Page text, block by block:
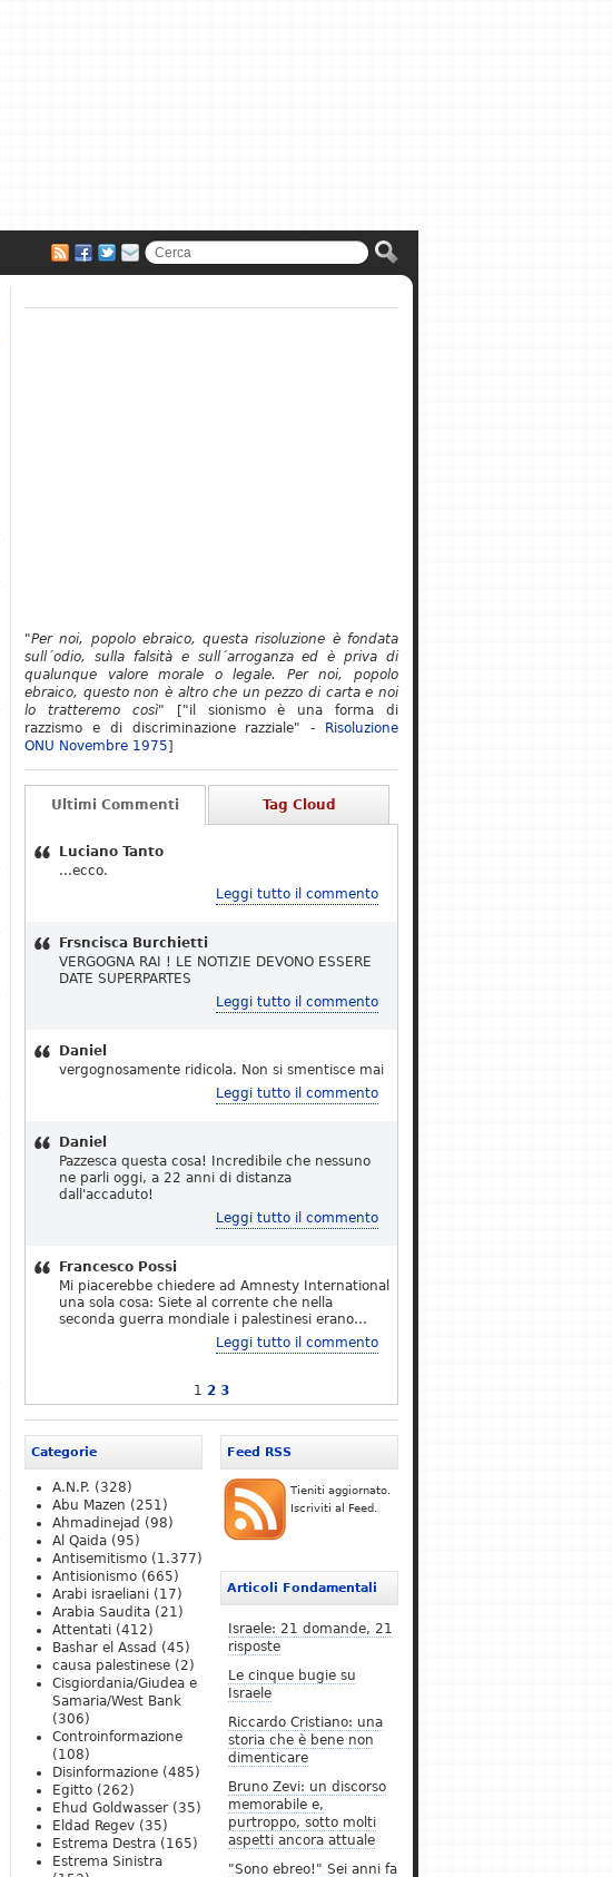
"Per noi, popolo ebraico, questa risoluzione è fondata
sull´odio, sulla falsità e sull´arroganza ed è priva di
qualunque valore morale o legale. Per noi, popolo
ebraico, questo non è altro che un pezzo di carta e noi
lo tratteremo così" ["il sionismo è una forma di
razzismo e di discriminazione razziale" -
Risoluzione
ONU Novembre 1975]
Ultimi Commenti Tag Cloud
Luciano Tanto
...ecco.
Leggi tutto il commento
Frsncisca Burchietti
VERGOGNA RAI ! LE NOTIZIE DEVONO ESSERE
DATE SUPERPARTES
Leggi tutto il commento
Daniel
vergognosamente ridicola. Non si smentisce mai
Leggi tutto il commento
Daniel
Pazzesca questa cosa! Incredibile che nessuno
ne parli oggi, a 22 anni di distanza
dall'accaduto!
Leggi tutto il commento
Francesco Possi
Mi piacerebbe chiedere ad Amnesty International
una sola cosa: Siete al corrente che nella
seconda guerra mondiale i palestinesi erano…
Leggi tutto il commento
1 2 3
Feed RSS
Tieniti aggiornato.
Iscriviti al Feed.
Articoli Fondamentali
Israele: 21 domande, 21
risposte
Le cinque bugie su
Israele
Riccardo Cristiano: una
storia che è bene non
dimenticare
Bruno Zevi: un discorso
memorabile e,
purtroppo, sotto molti
aspetti ancora attuale
"Sono ebreo!" Sei anni fa
Categorie
A.N.P. (328)
Abu Mazen (251)
Ahmadinejad (98)
Al Qaida (95)
Antisemitismo (1.377)
Antisionismo (665)
Arabi israeliani (17)
Arabia Saudita (21)
Attentati (412)
Bashar el Assad (45)
causa palestinese (2)
Cisgiordania/Giudea e
Samaria/West Bank
(306)
Controinformazione
(108)
Disinformazione (485)
Egitto (262)
Ehud Goldwasser (35)
Eldad Regev (35)
Estrema Destra (165)
Estrema Sinistra